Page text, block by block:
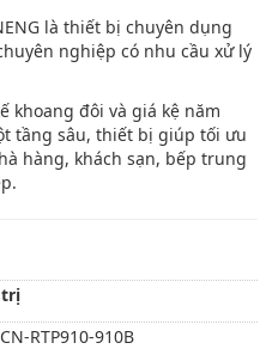
là thiết bị chuyên dụng
nghiệp có nhu cầu xử lý
khoang đôi và giá kệ năm
tầng sâu, thiết bị giúp tối ưu
hàng, khách sạn, bếp trung
trị
RTP910-910B